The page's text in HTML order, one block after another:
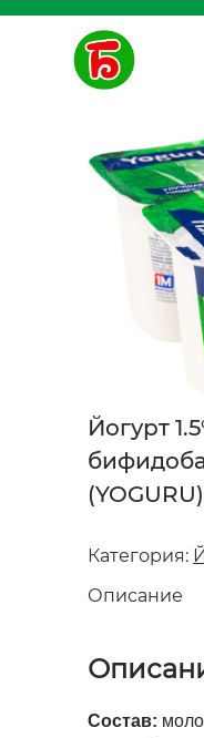
Йогурт
(YOGURU)
Категория:
Описание
Состав: